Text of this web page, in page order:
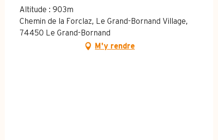
Altitude : 903m
Chemin de la Forclaz, Le Grand-Bornand Village,
74450 Le Grand-Bornand
M'y rendre